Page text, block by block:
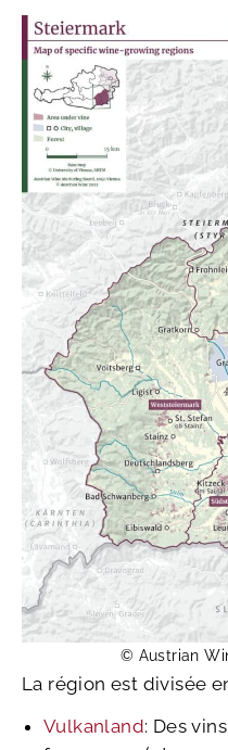
© Austrian
La région est divisée
Vulkanland: Des